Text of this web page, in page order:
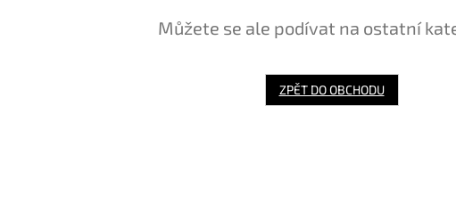
Můžete se ale podívat na ostatní
ZPĚT DO OBCHODU